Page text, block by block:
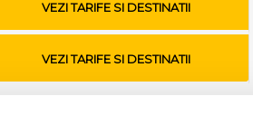
VEZI TARIFE SI DESTINATII
VEZI TARIFE SI DESTINATII